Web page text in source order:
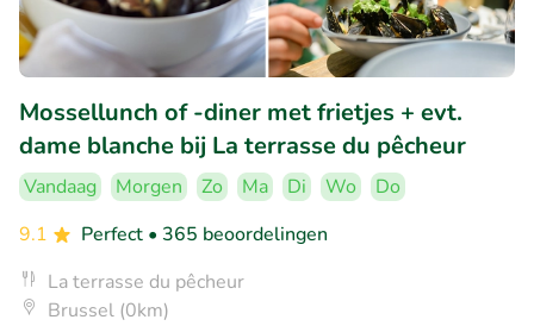
Mossellunch of -diner met frietjes + evt.
dame blanche bij La terrasse du pêcheur
Vandaag Morgen Zo Ma Di Wo
Do
9.1
Perfect • 365 beoordelingen
La terrasse du pêcheur
Brussel (0km)